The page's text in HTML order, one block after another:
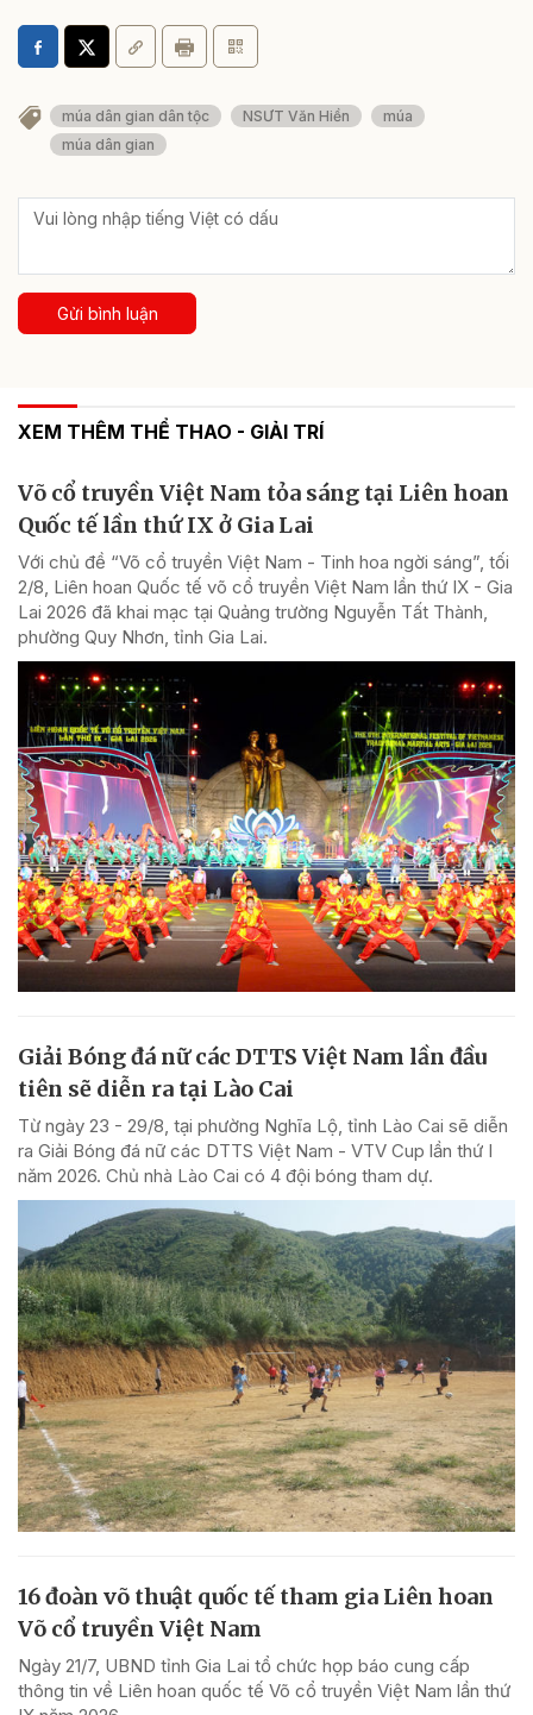
múa dân gian dân tộc NSƯT Văn Hiền
múa
múa dân gian
Gửi bình luận
XEM THÊM THỂ THAO - GIẢI TRÍ
Võ cổ truyền Việt Nam tỏa sáng tại Liên hoan
Quốc tế lần thứ IX ở Gia Lai
Với chủ đề “Võ cổ truyền Việt Nam - Tinh hoa ngời sáng”, tối
2/8, Liên hoan Quốc tế võ cổ truyền Việt Nam lần thứ IX - Gia
Lai 2026 đã khai mạc tại Quảng trường Nguyễn Tất Thành,
phường Quy Nhơn, tỉnh Gia Lai.
Giải Bóng đá nữ các DTTS Việt Nam lần đầu
tiên sẽ diễn ra tại Lào Cai
Từ ngày 23 - 29/8, tại phường Nghĩa Lộ, tỉnh Lào Cai sẽ diễn
ra Giải Bóng đá nữ các DTTS Việt Nam - VTV Cup lần thứ I
năm 2026. Chủ nhà Lào Cai có 4 đội bóng tham dự.
16 đoàn võ thuật quốc tế tham gia Liên hoan
Võ cổ truyền Việt Nam
Ngày 21/7, UBND tỉnh Gia Lai tổ chức họp báo cung cấp
thông tin về Liên hoan quốc tế Võ cổ truyền Việt Nam lần thứ